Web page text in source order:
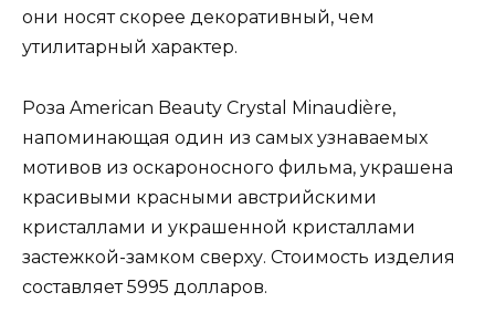
они носят скорее декоративный, чем
утилитарный характер.
Роза American Beauty Crystal Minaudière,
напоминающая один из самых узнаваемых
мотивов из оскароносного фильма, украшена
красивыми красными австрийскими
кристаллами и украшенной кристаллами
застежкой-замком сверху. Стоимость изделия
составляет 5995 долларов.